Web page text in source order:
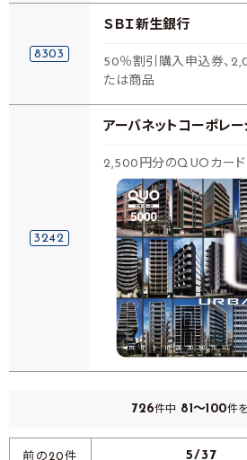
8303
ＳＢＩ新生銀行
50％割引購入申込券、
たは商品
3242
アーバネットコーポレー
2,500円分のQUOカード
726件中 81～100件
前の20件 5/37